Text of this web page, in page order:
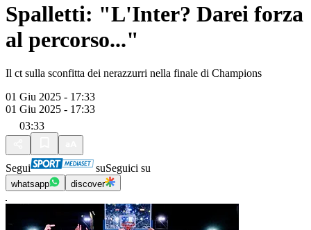
Spalletti: "L'Inter? Darei forza
al percorso..."
Il ct sulla sconfitta dei nerazzurri nella finale di Champions
01 Giu 2025 - 17:33
01 Giu 2025 - 17:33
03:33
Segui suSeguici su
whatsapp discover